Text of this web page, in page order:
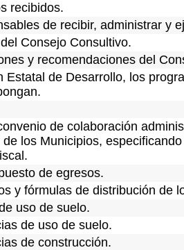
recibidos.
de recibir, administrar y
Consejo Consultivo.
y recomendaciones del
Estatal de Desarrollo, los
de colaboración
los Municipios,
de egresos.
y fórmulas de distribución de
uso de suelo.
de uso de suelo.
de construcción.